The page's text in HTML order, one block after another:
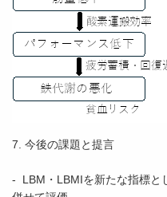
7. 今後の課題と提言
- LBM・LBMIを新たな指標と